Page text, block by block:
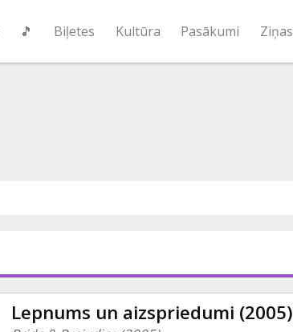
🎵 Biļetes Kultūra Pasākumi Ziņas
Lepnums un aizspriedumi (2005)